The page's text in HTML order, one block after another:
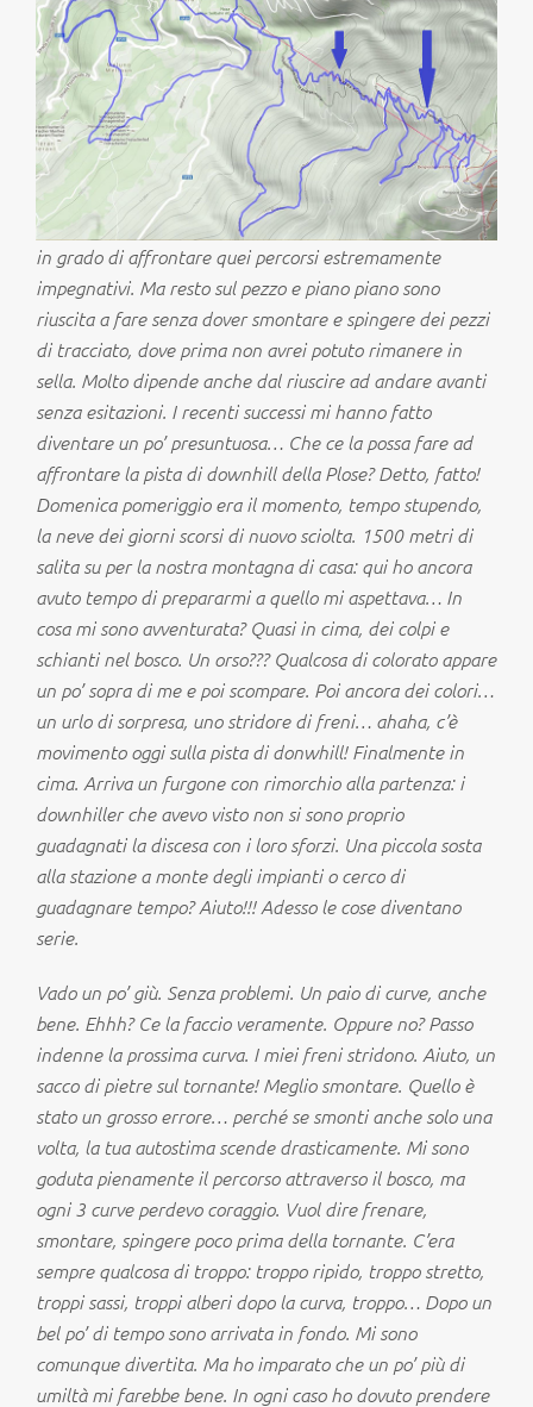
in grado di affrontare quei percorsi estremamente
impegnativi. Ma resto sul pezzo e piano piano sono
riuscita a fare senza dover smontare e spingere dei pezzi
di tracciato, dove prima non avrei potuto rimanere in
sella. Molto dipende anche dal riuscire ad andare avanti
senza esitazioni. I recenti successi mi hanno fatto
diventare un po’ presuntuosa… Che ce la possa fare ad
affrontare la pista di downhill della Plose? Detto, fatto!
Domenica pomeriggio era il momento, tempo stupendo,
la neve dei giorni scorsi di nuovo sciolta. 1500 metri di
salita su per la nostra montagna di casa: qui ho ancora
avuto tempo di prepararmi a quello mi aspettava… In
cosa mi sono avventurata? Quasi in cima, dei colpi e
schianti nel bosco. Un orso??? Qualcosa di colorato appare
un po’ sopra di me e poi scompare. Poi ancora dei colori…
un urlo di sorpresa, uno stridore di freni… ahaha, c’è
movimento oggi sulla pista di donwhill! Finalmente in
cima. Arriva un furgone con rimorchio alla partenza: i
downhiller che avevo visto non si sono proprio
guadagnati la discesa con i loro sforzi. Una piccola sosta
alla stazione a monte degli impianti o cerco di
guadagnare tempo? Aiuto!!! Adesso le cose diventano
serie.
Vado un po’ giù. Senza problemi. Un paio di curve, anche
bene. Ehhh? Ce la faccio veramente. Oppure no? Passo
indenne la prossima curva. I miei freni stridono. Aiuto, un
sacco di pietre sul tornante! Meglio smontare. Quello è
stato un grosso errore… perché se smonti anche solo una
volta, la tua autostima scende drasticamente. Mi sono
goduta pienamente il percorso attraverso il bosco, ma
ogni 3 curve perdevo coraggio. Vuol dire frenare,
smontare, spingere poco prima della tornante. C’era
sempre qualcosa di troppo: troppo ripido, troppo stretto,
troppi sassi, troppi alberi dopo la curva, troppo… Dopo un
bel po’ di tempo sono arrivata in fondo. Mi sono
comunque divertita. Ma ho imparato che un po’ più di
umiltà mi farebbe bene. In ogni caso ho dovuto prendere